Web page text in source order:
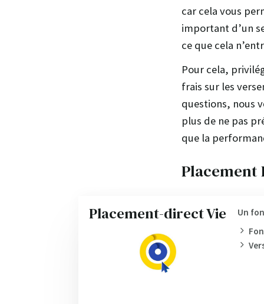
car cela vous
important d’un
ce que cela
Pour cela,
frais sur les
questions, nous
plus de ne pas
que la
Placement
Placement-direct Vie
Un